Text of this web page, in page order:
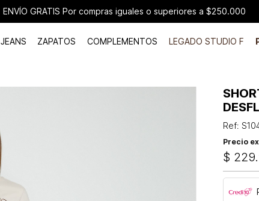
ENVÍO GRATIS Por compras iguales o superiores a $250.000
JEANS ZAPATOS COMPLEMENTOS LEGADO STUDIO F
Ref:
Precio
$ 229.